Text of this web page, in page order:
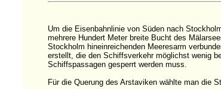
Um die Eisenbahnlinie von Süden nach
mehrere Hundert Meter breite Bucht des
Stockholm hineinreichenden Meeresarm
erstellt, die den Schiffsverkehr möglichst wenig
Schiffspassagen gesperrt werden muss.
Für die Querung des Arstaviken wählte man die